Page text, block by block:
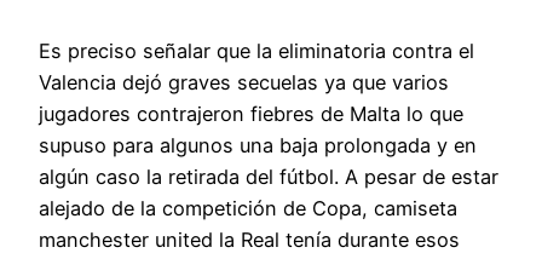
Es preciso señalar que la eliminatoria contra el
Valencia dejó graves secuelas ya que varios
jugadores contrajeron fiebres de Malta lo que
supuso para algunos una baja prolongada y en
algún caso la retirada del fútbol. A pesar de estar
alejado de la competición de Copa, camiseta
manchester united la Real tenía durante esos